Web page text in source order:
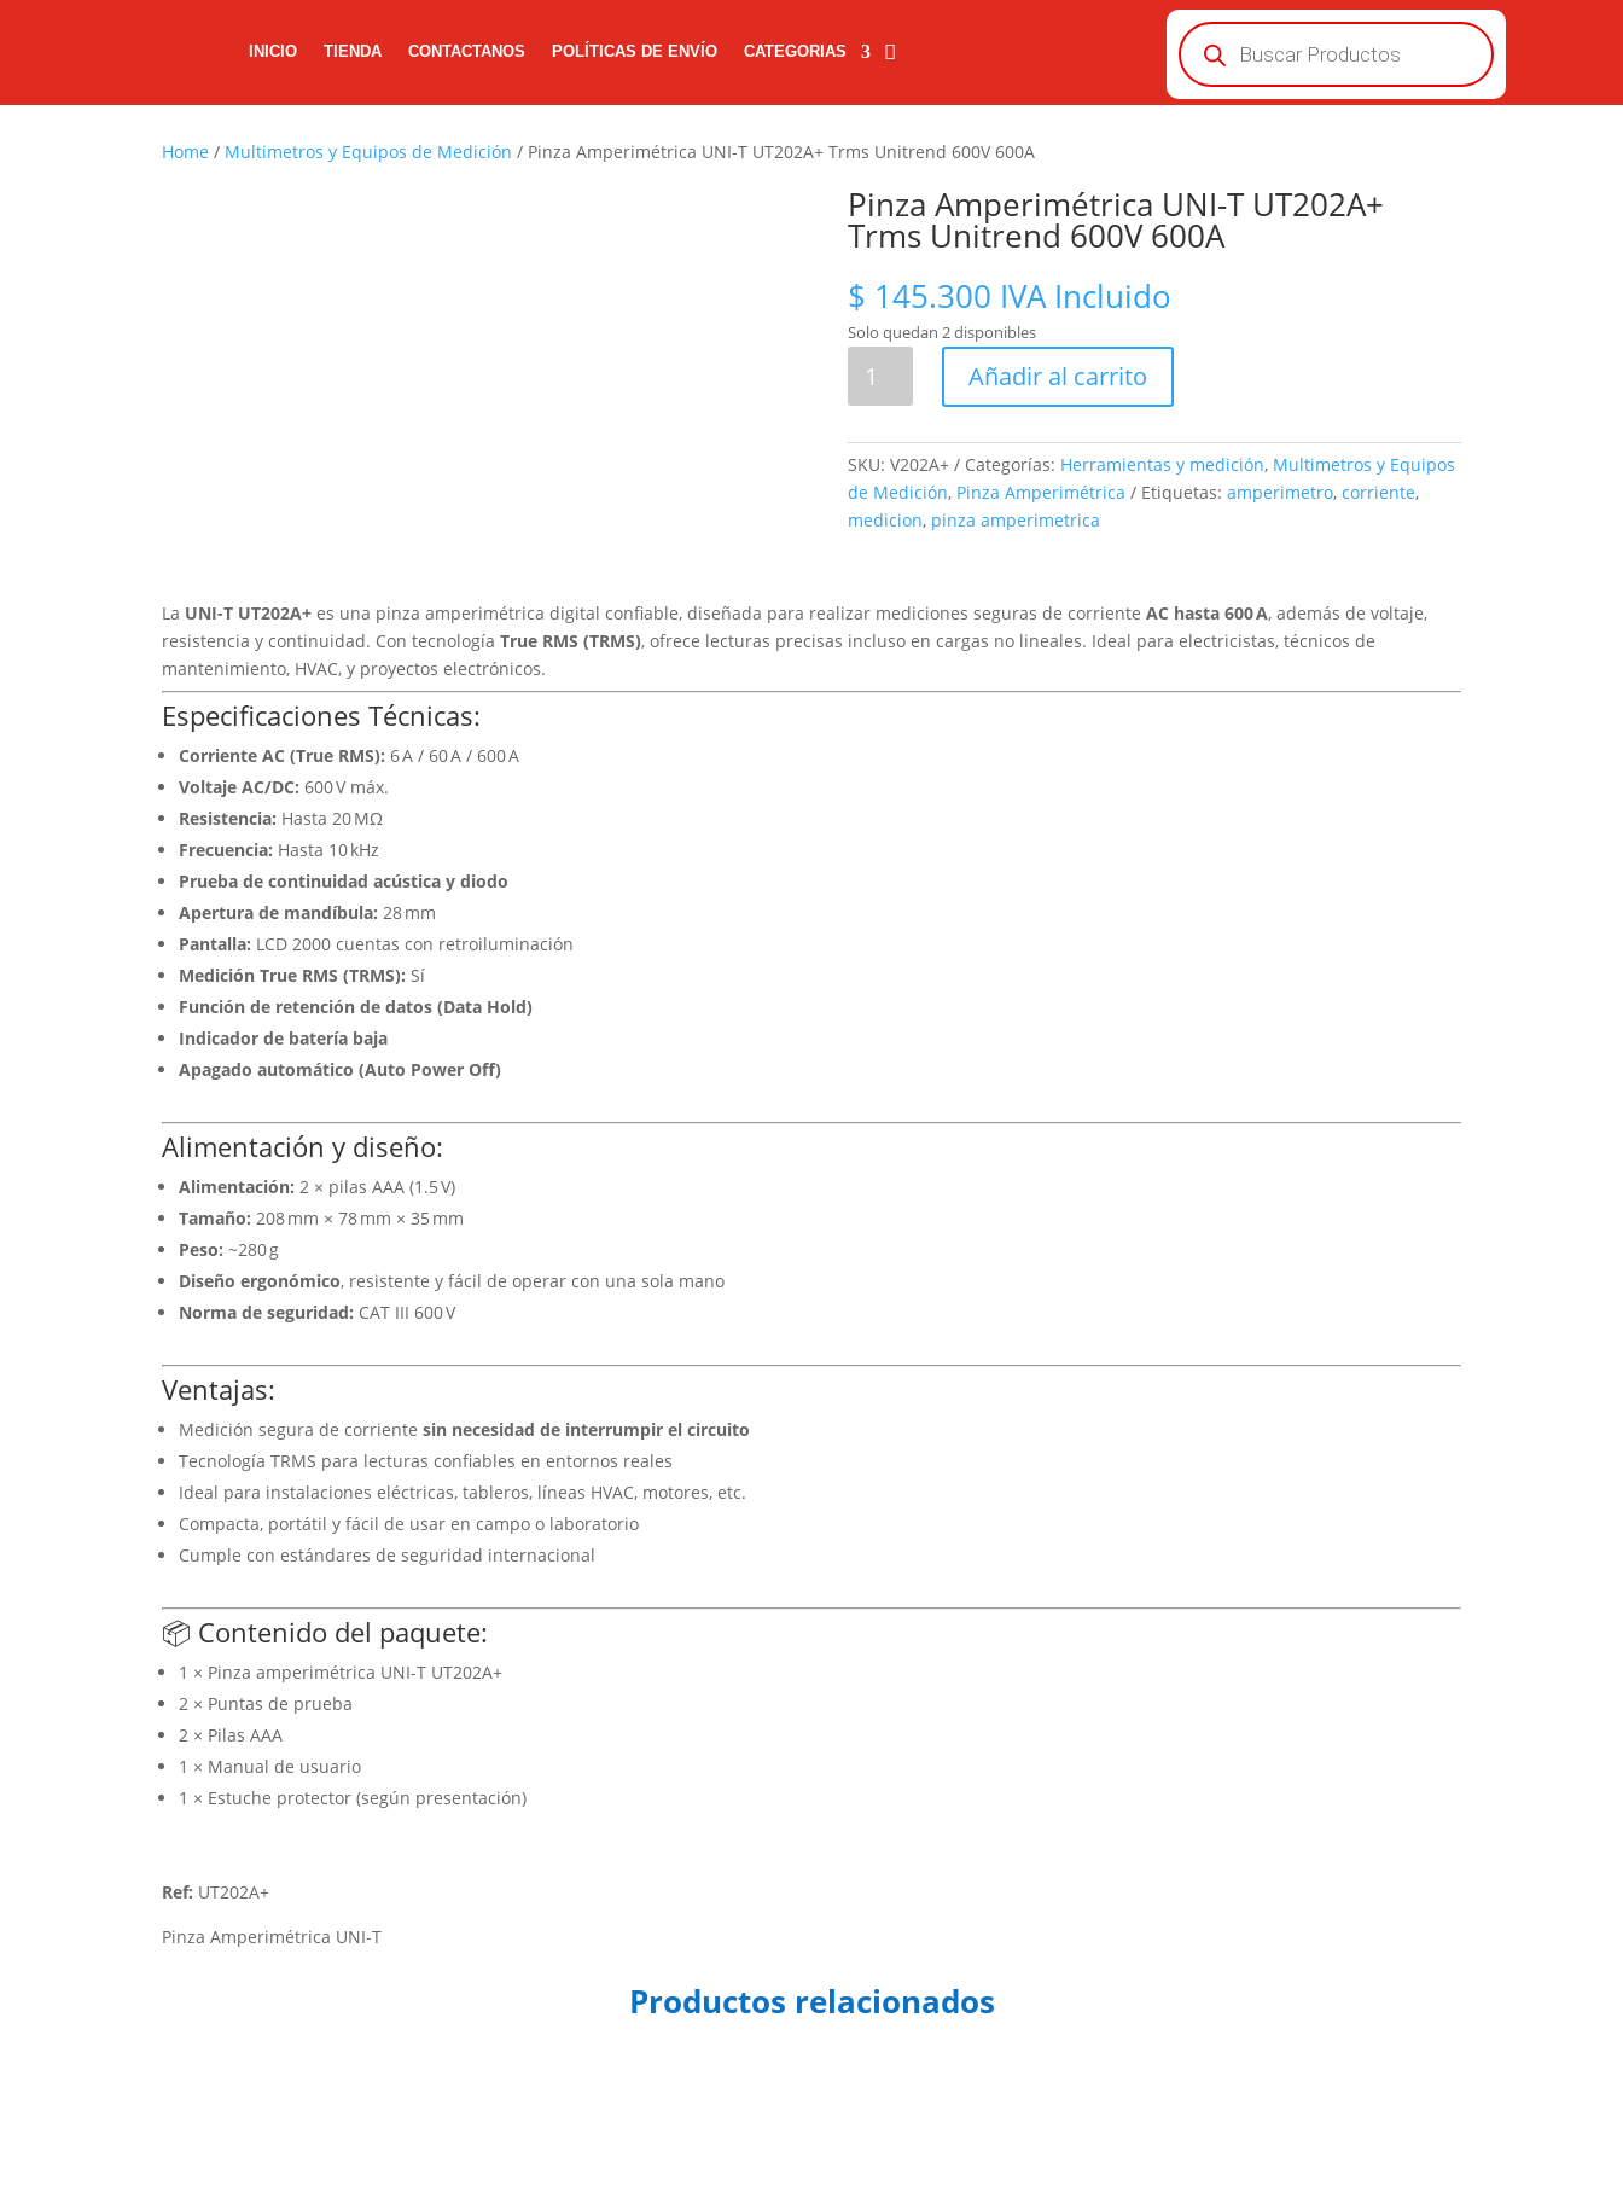
INICIO TIENDA CONTACTANOS POLÍTICAS DE ENVÍO CATEGORIAS
Búsqueda
de
productos
Home / Multimetros y Equipos de Medición / Pinza Amperimétrica UNI-T UT202A+ Trms Unitrend 600V 600A
Pinza Amperimétrica UNI-T UT202A+
Trms Unitrend 600V 600A
$ 145.300 IVA Incluido
Solo quedan 2 disponibles
Amperimétrica
T
UT202A+
Trms
Unitrend
cantidad
Añadir al carrito
SKU: V202A+ Categorías: Herramientas y medición, Multimetros y Equipos
de Medición, Pinza Amperimétrica Etiquetas: amperimetro, corriente,
medicion, pinza amperimetrica
La UNI-T UT202A+ es una pinza amperimétrica digital confiable, diseñada para realizar mediciones seguras de corrienteAC hasta 600 A, además de voltaje,
resistencia y continuidad. Con tecnologíaTrue RMS (TRMS), ofrece lecturas precisas incluso en cargas no lineales. Ideal para electricistas, técnicos de
mantenimiento, HVAC, y proyectos electrónicos.
Especificaciones Técnicas:
Corriente AC (True RMS): 6 A / 60 A / 600 A
Voltaje AC/DC: 600 V máx.
Resistencia: Hasta 20 MΩ
Frecuencia: Hasta 10 kHz
Prueba de continuidad acústica y diodo
Apertura de mandíbula: 28 mm
Pantalla: LCD 2000 cuentas con retroiluminación
Medición True RMS (TRMS): Sí
Función de retención de datos (Data Hold)
Indicador de batería baja
Apagado automático (Auto Power Off)
Alimentación y diseño:
Alimentación: 2 × pilas AAA (1.5 V)
Tamaño: 208 mm × 78 mm × 35 mm
Peso: ~280 g
Diseño ergonómico, resistente y fácil de operar con una sola mano
Norma de seguridad: CAT III 600 V
Ventajas:
Medición segura de corrientesin necesidad de interrumpir el circuito
Tecnología TRMS para lecturas confiables en entornos reales
Ideal para instalaciones eléctricas, tableros, líneas HVAC, motores, etc.
Compacta, portátil y fácil de usar en campo o laboratorio
Cumple con estándares de seguridad internacional
📦 Contenido del paquete:
1 × Pinza amperimétrica UNI-T UT202A+
2 × Puntas de prueba
2 × Pilas AAA
1 × Manual de usuario
1 × Estuche protector (según presentación)
Ref: UT202A+
Pinza Amperimétrica UNI-T
Productos relacionados